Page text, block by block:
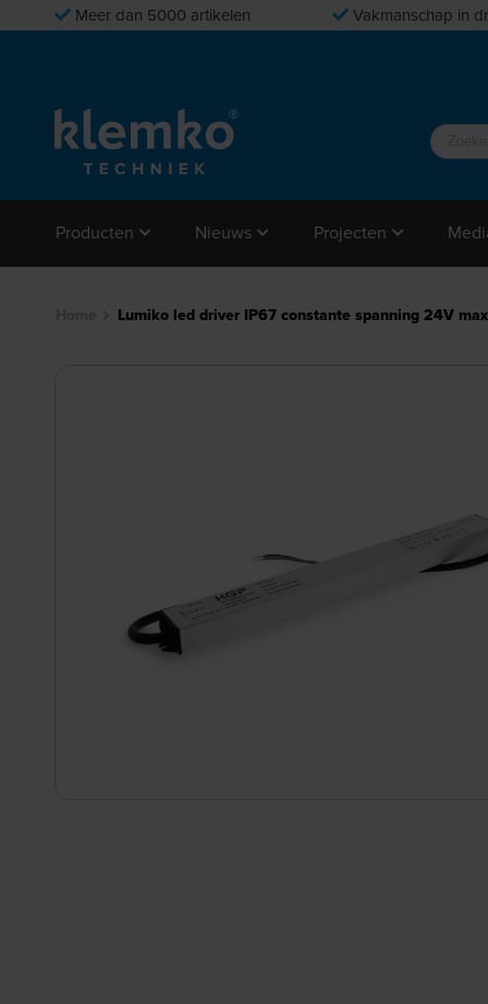
Meer dan 5000 artikelen Vakmanschap in
Producten Nieuws Projecten
Lumiko led driver IP67 constante spanning 24V